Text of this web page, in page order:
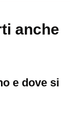
anche
e dove si